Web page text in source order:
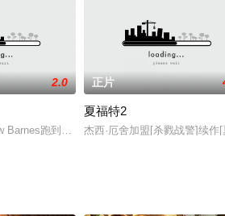
全球知名的香槟品牌。然而当她
2.0
Barnes跑到英国来走马上任，负责接待他的
正片
夏福特2
杰西·厄舍加盟[杀戮战警]续作